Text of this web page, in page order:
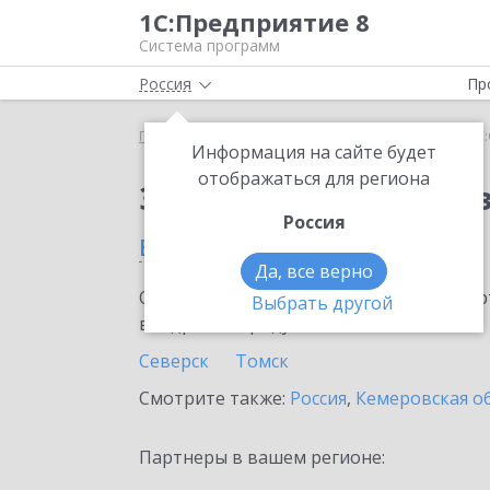
1С:Предприятие 8
Система программ
Россия
Информация на сайте будет
отображаться для региона
Россия
Да, все верно
Выбрать другой
Главная
Заказать 1С:Онлайн-
в Томской области
Ознакомьтесь с информационными
внедрение продукта.
Северск
Томск
Смотрите также: Россия, Кемеровская
Партнеры в вашем регионе: